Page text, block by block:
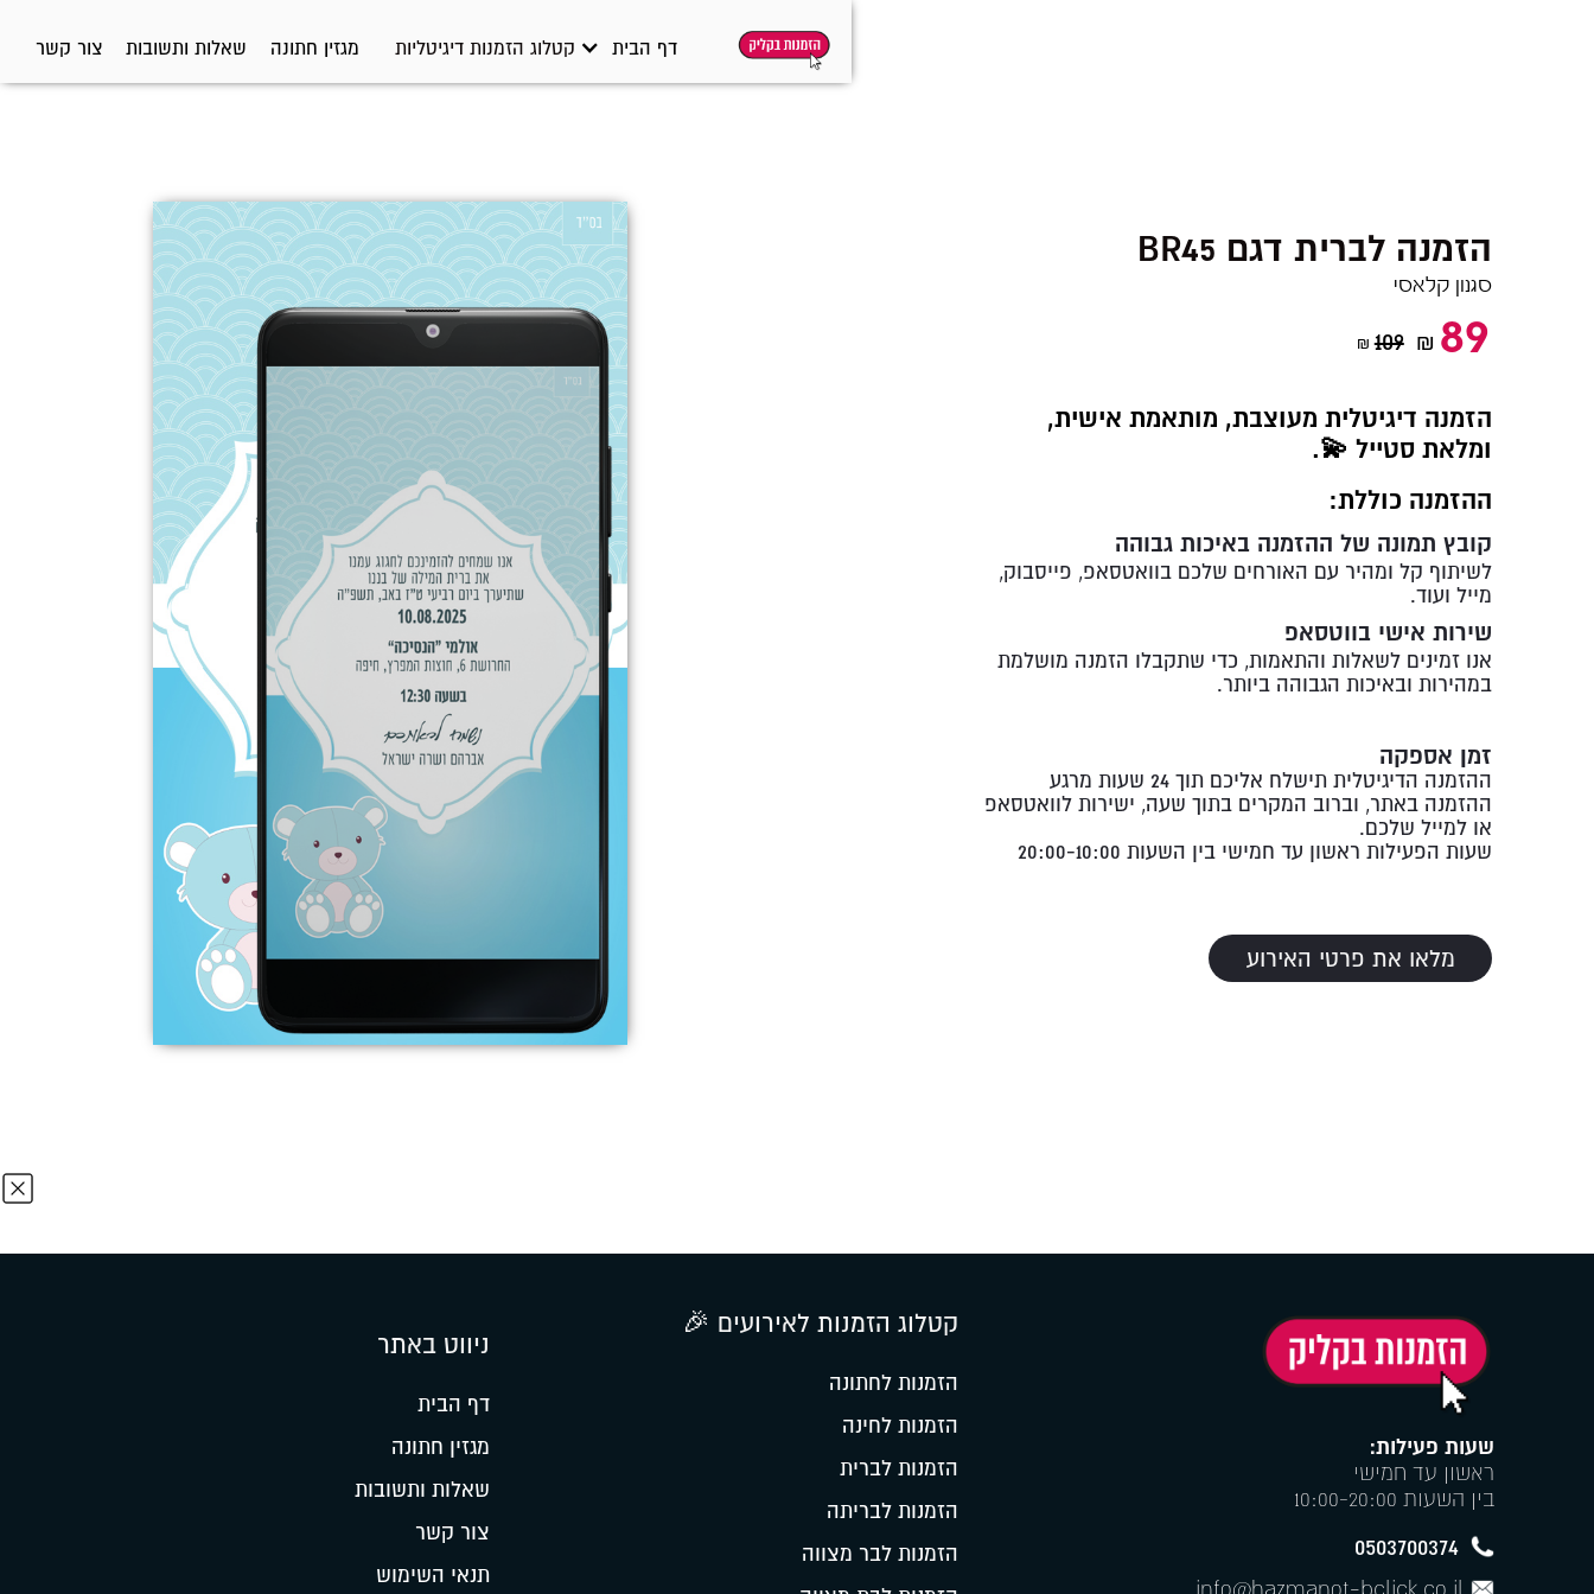
דף הבית קטלוג הזמנות דיגיטליות מגזין חתונה שאלות ותשובות צור קשר
BR45 הזמנה לברית דגם
סגנון קלאסי
₪ 89
109
₪
הזמנה דיגיטלית מעוצבת, מותאמת אישית,
ומלאת סטייל 💫.
ההזמנה כוללת:
קובץ תמונה של ההזמנה באיכות גבוהה
לשיתוף קל ומהיר עם האורחים שלכם בוואטסאפ, פייסבוק,
מייל ועוד.
שירות אישי בווטסאפ
אנו זמינים לשאלות והתאמות, כדי שתקבלו הזמנה מושלמת
במהירות ובאיכות הגבוהה ביותר.
זמן אספקה
ההזמנה הדיגיטלית תישלח אליכם תוך 24 שעות מרגע
ההזמנה באתר, וברוב המקרים בתוך שעה, ישירות לוואטסאפ
או למייל שלכם.
שעות הפעילות ראשון עד חמישי בין השעות 20:00-10:00
מלאו את פרטי האירוע
שעות פעילות:
ראשון עד חמישי
בין השעות 10:00-20:00
0503700374
info@hazmanot-bclick.co.il
קטלוג הזמנות לאירועים 🎉
הזמנות לחתונה
הזמנות לחינה
הזמנות לברית
הזמנות לבריתה
הזמנות לבר מצווה
ניווט באתר
דף הבית
מגזין חתונה
שאלות ותשובות
צור קשר
תנאי השימוש